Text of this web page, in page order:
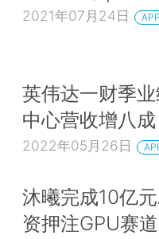
2021年07月24日
英伟达一财季
中心营收增八成
2022年05月26日
沐曦完成10亿
资押注GPU赛道